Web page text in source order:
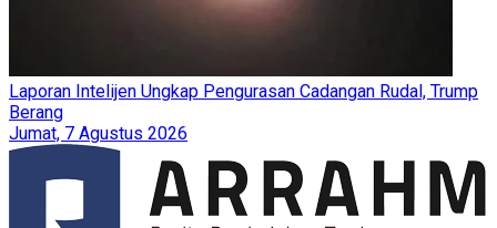
Laporan Intelijen Ungkap Pengurasan Cadangan Rudal, Trump
Berang
Jumat, 7 Agustus 2026